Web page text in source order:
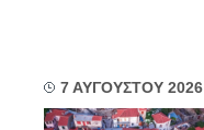
7 ΑΥΓΟΥΣΤΟΥ 2026